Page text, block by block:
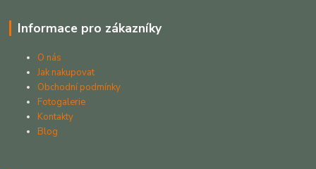
Informace pro zákazníky
O nás
Jak nakupovat
Obchodní podmínky
Fotogalerie
Kontakty
Blog